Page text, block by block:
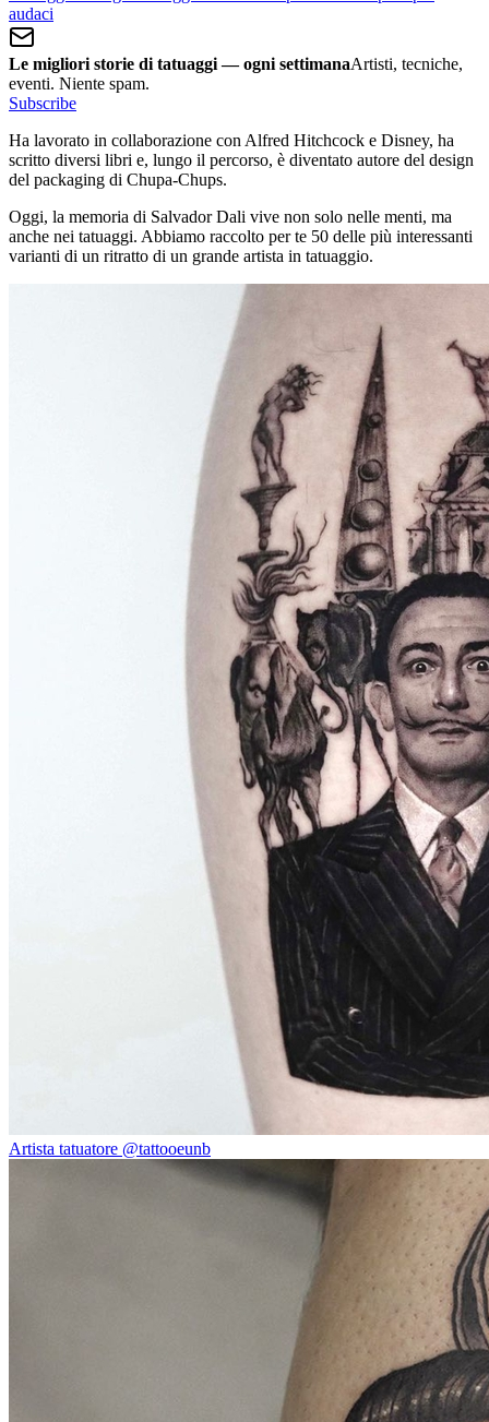
audaci
Le migliori storie di tatuaggi — ogni settimanaArtisti, tecniche,
eventi. Niente spam.
Subscribe
Ha lavorato in collaborazione con Alfred Hitchcock e Disney, ha
scritto diversi libri e, lungo il percorso, è diventato autore del design
del packaging di Chupa-Chups.
Oggi, la memoria di Salvador Dali vive non solo nelle menti, ma
anche nei tatuaggi. Abbiamo raccolto per te 50 delle più interessanti
varianti di un ritratto di un grande artista in tatuaggio.
Artista tatuatore @tattooeunb